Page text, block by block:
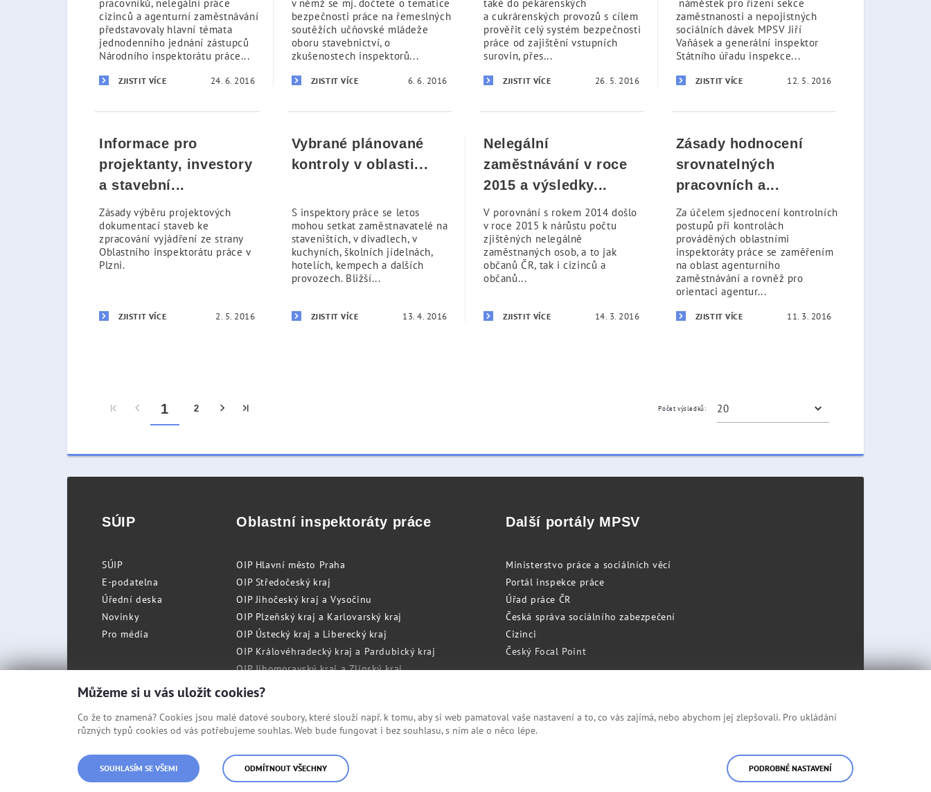
pracovníků, nelegální práce
cizinců a agenturní zaměstnávání
představovaly hlavní témata
jednodenního jednání zástupců
Národního inspektorátu práce...
ZJISTIT VÍCE 24. 6. 2016
v němž se mj. dočtete o tematice
bezpečnosti práce na řemeslných
soutěžích učňovské mládeže
oboru stavebnictví, o
zkušenostech inspektorů...
ZJISTIT VÍCE 6. 6. 2016
také do pekárenských
a cukrárenských provozů s cílem
prověřit celý systém bezpečnosti
práce od zajištění vstupních
surovin, přes...
ZJISTIT VÍCE 26. 5. 2016
náměstek pro řízení sekce
zaměstnanosti a nepojistných
sociálních dávek MPSV Jiří
Vaňásek a generální inspektor
Státního úřadu inspekce...
ZJISTIT VÍCE 12. 5. 2016
Informace pro
projektanty, investory
a stavební...
Zásady výběru projektových
dokumentací staveb ke
zpracování vyjádření ze strany
Oblastního inspektorátu práce v
Plzni.
ZJISTIT VÍCE 2. 5. 2016
Vybrané plánované
kontroly v oblasti...
S inspektory práce se letos
mohou setkat zaměstnavatelé na
staveništích, v divadlech, v
kuchyních, školních jídelnách,
hotelích, kempech a dalších
provozech. Bližší...
ZJISTIT VÍCE 13. 4. 2016
Nelegální
zaměstnávání v roce
2015 a výsledky...
V porovnání s rokem 2014 došlo
v roce 2015 k nárůstu počtu
zjištěných nelegálně
zaměstnaných osob, a to jak
občanů ČR, tak i cizinců a
občanů...
ZJISTIT VÍCE 14. 3. 2016
Zásady hodnocení
srovnatelných
pracovních a...
Za účelem sjednocení kontrolních
postupů při kontrolách
prováděných oblastními
inspektoráty práce se zaměřením
na oblast agenturního
zaměstnávání a rovněž pro
orientaci agentur...
ZJISTIT VÍCE 11. 3. 2016
1 2 Počet výsledků:
SÚIP
SÚIP
E-podatelna
Úřední deska
Novinky
Pro média
Oblastní inspektoráty práce
OIP Hlavní město Praha
OIP Středočeský kraj
OIP Jihočeský kraj a Vysočinu
OIP Plzeňský kraj a Karlovarský kraj
OIP Ústecký kraj a Liberecký kraj
OIP Královéhradecký kraj a Pardubický kraj
OIP Jihomoravský kraj a Zlínský kraj
OIP Moravskoslezský kraj a Olomoucký kraj
Další portály MPSV
Ministerstvo práce a sociálních věcí
Portál inspekce práce
Úřad práce ČR
Česká správa sociálního zabezpečení
Cizinci
Český Focal Point
© Státní úřad inspekce práce
Můžeme si u vás uložit cookies?
Co že to znamená? Cookies jsou malé datové soubory, které slouží např. k tomu, aby si web pamatoval vaše nastavení a to, co vás zajímá, nebo abychom jej zlepšovali. Pro ukládání
různých typů cookies od vás potřebujeme souhlas. Web bude fungovat i bez souhlasu, s ním ale o něco lépe.
SOUHLASÍM SE VŠEMI ODMÍTNOUT VŠECHNY PODROBNÉ NASTAVENÍ